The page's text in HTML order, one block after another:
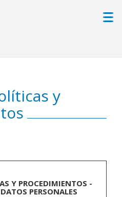
y
Y PROCEDIMIENTOS -
PERSONALES